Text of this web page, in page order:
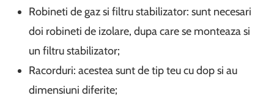
Robineti de gaz si filtru stabilizator: sunt necesari
doi robineti de izolare, dupa care se monteaza si
un filtru stabilizator;
Racorduri: acestea sunt de tip teu cu dop si au
dimensiuni diferite;